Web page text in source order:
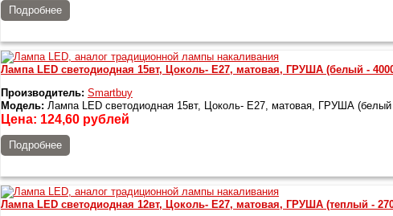
Подробнее
Лампа LED светодиодная 15вт, Цоколь- Е27, матовая, ГРУША (белый -
Производитель: Smartbuy
Модель: Лампа LED светодиодная 15вт, Цоколь- Е27, матовая, ГРУША (белый
Цена: 124,60рублей
Подробнее
Лампа LED светодиодная 12вт, Цоколь- Е27, матовая, ГРУША (теплый -